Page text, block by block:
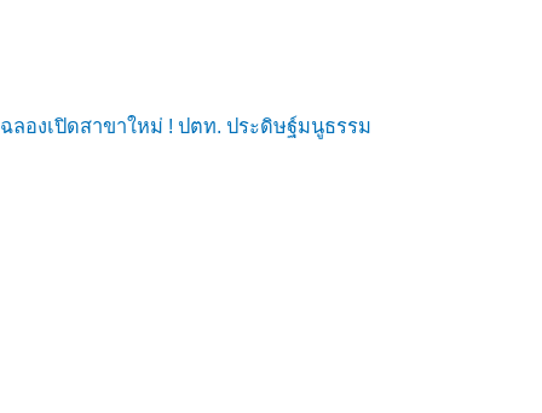
ฉลองเปิดสาขาใหม่ ! ปตท. ประดิษฐ์มนูธรรม